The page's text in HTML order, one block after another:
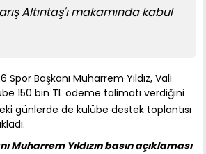
Altıntaş'ı makamında kabul
Spor Başkanı Muharrem Yıldız, Vali
150 bin TL ödeme talimatı verdiğini
günlerde de kulübe destek toplantısı
Muharrem Yıldızın basın açıklaması